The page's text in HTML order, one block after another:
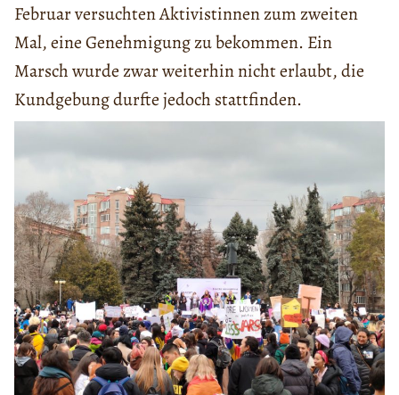
Februar versuchten Aktivistinnen zum zweiten
Mal, eine Genehmigung zu bekommen. Ein
Marsch wurde zwar weiterhin nicht erlaubt, die
Kundgebung durfte jedoch stattfinden.